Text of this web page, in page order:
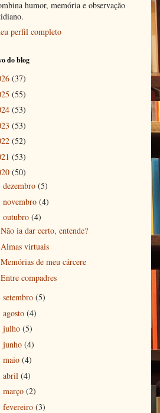
humor, memória e observação
perfil completo
do blog
(37)
(55)
(53)
(53)
(52)
(53)
(50)
dezembro (5)
novembro (4)
outubro (4)
Não ia dar certo, entende?
Almas virtuais
Memórias de meu cárcere
Entre compadres
setembro (5)
agosto (4)
julho (5)
junho (4)
maio (4)
abril (4)
março (2)
fevereiro (3)